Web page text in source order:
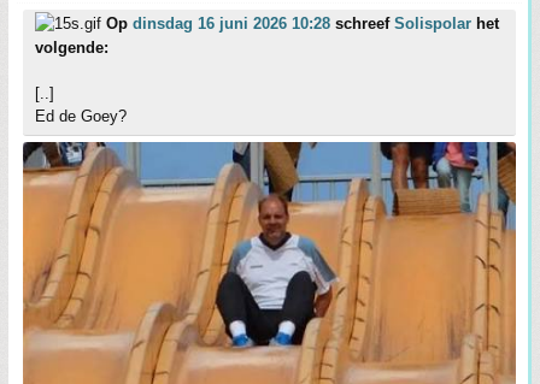
Op dinsdag 16 juni 2026 10:28 schreef Solispolar het
volgende:
[..]
Ed de Goey?